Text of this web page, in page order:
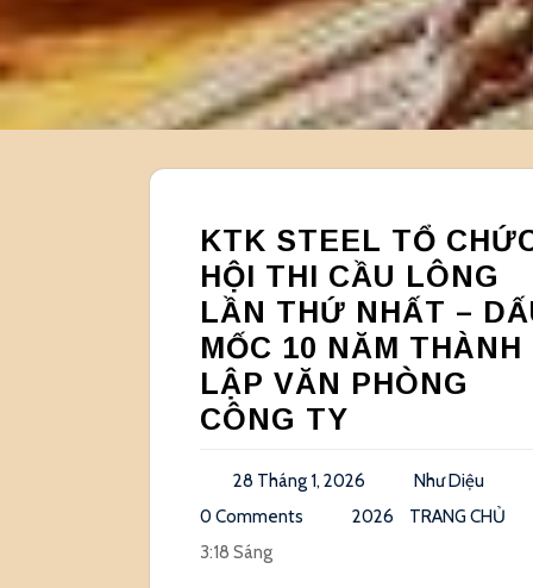
KTK STEEL TỔ
HỘI THI CẦU LÔNG
LẦN THỨ NHẤT –
MỐC 10 NĂM THÀNH
LẬP VĂN PHÒNG
CÔNG TY
28 Tháng 1, 2026
Như Diệu
0 Comments
2026
TRANG CHỦ
3:18 Sáng